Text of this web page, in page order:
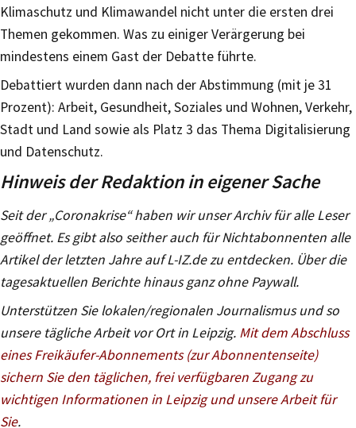
Klimaschutz und Klimawandel nicht unter die ersten drei
Themen gekommen. Was zu einiger Verärgerung bei
mindestens einem Gast der Debatte führte.
Debattiert wurden dann nach der Abstimmung (mit je 31
Prozent): Arbeit, Gesundheit, Soziales und Wohnen, Verkehr,
Stadt und Land sowie als Platz 3 das Thema Digitalisierung
und Datenschutz.
Hinweis der Redaktion in eigener Sache
Seit der „Coronakrise“ haben wir unser Archiv für alle Leser
geöffnet. Es gibt also seither auch für Nichtabonnenten alle
Artikel der letzten Jahre auf L-IZ.de zu entdecken. Über die
tagesaktuellen Berichte hinaus ganz ohne Paywall.
Unterstützen Sie lokalen/regionalen Journalismus und so
unsere tägliche Arbeit vor Ort in Leipzig. Mit dem Abschluss
eines Freikäufer-Abonnements (zur Abonnentenseite)
sichern Sie den täglichen, frei verfügbaren Zugang zu
wichtigen Informationen in Leipzig und unsere Arbeit für
Sie.